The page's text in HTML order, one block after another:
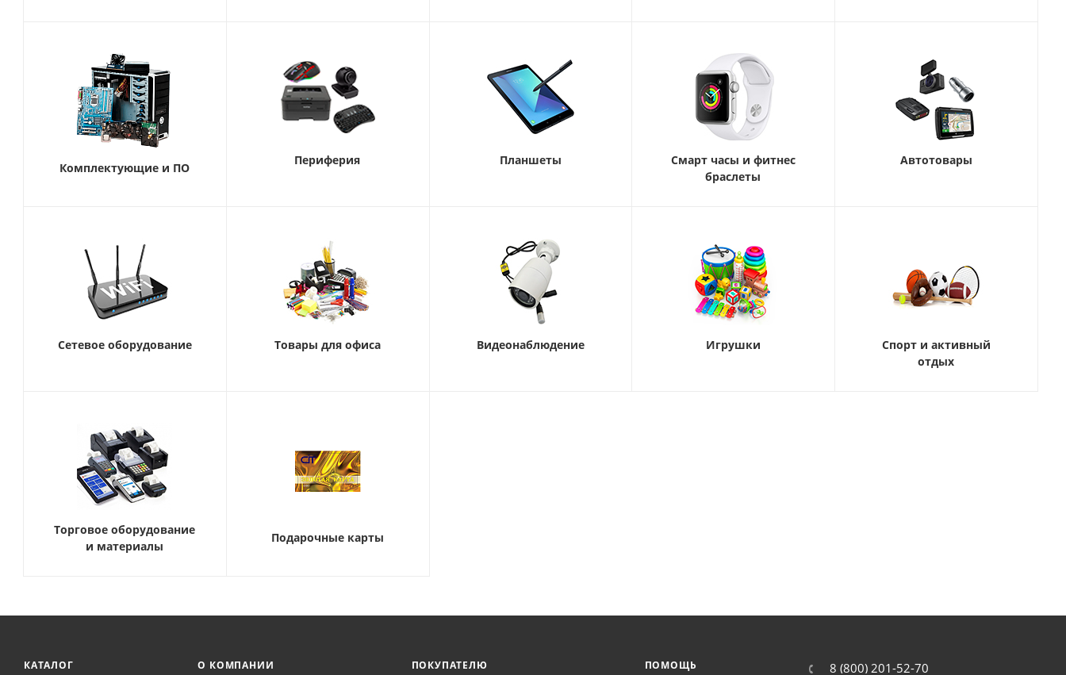
Комплектующие и ПО
Периферия Планшеты
Смарт часы и фитнес
браслеты
Автотовары
Сетевое оборудование Товары для офиса Видеонаблюдение Игрушки
Спорт и активный
отдых
Торговое оборудование
и материалы
Подарочные карты
КАТАЛОГ О КОМПАНИИ ПОКУПАТЕЛЮ ПОМОЩЬ 8 (800) 201-52-70